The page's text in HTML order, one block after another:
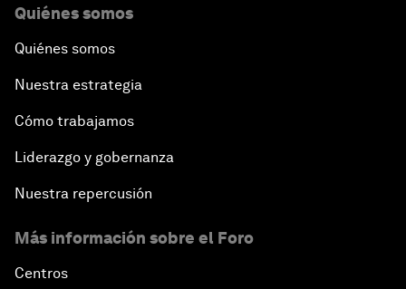
Quiénes somos
Quiénes somos
Nuestra estrategia
Cómo trabajamos
Liderazgo y gobernanza
Nuestra repercusión
Más información sobre el Foro
Centros